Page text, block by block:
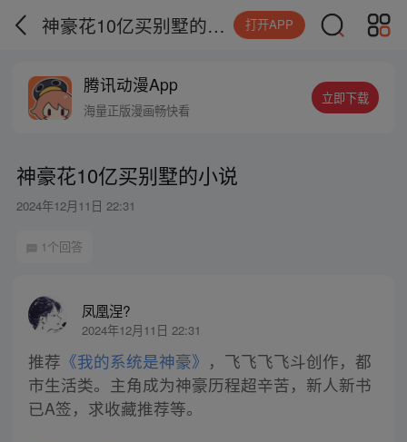
神豪花10亿买别墅的小说 打开APP
腾讯动漫App
海量正版漫画畅快看
立即下载
神豪花10亿买别墅的小说
2024年12月11日 22:31
1个回答
凤凰涅?
2024年12月11日 22:31
推荐 《我的系统是神豪》 ，飞飞飞飞斗创作，都
市生活类。主角成为神豪历程超辛苦，新人新书
已A签，求收藏推荐等。